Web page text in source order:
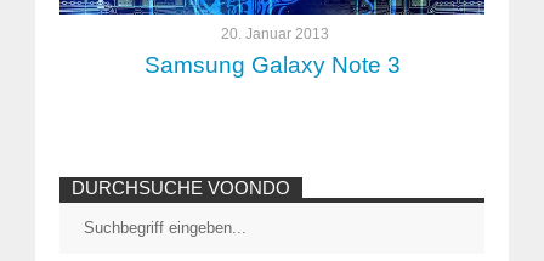
20. Januar 2013
Samsung Galaxy Note 3
DURCHSUCHE VOONDO